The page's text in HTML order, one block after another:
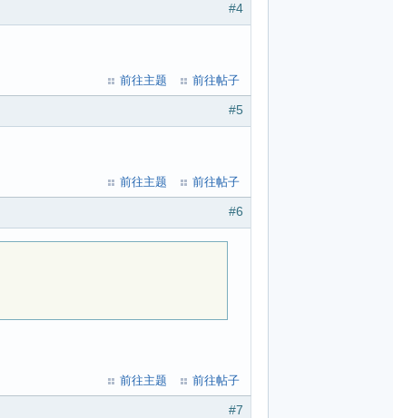
#4
前往主题 前往帖子
#5
前往主题 前往帖子
#6
前往主题 前往帖子
#7